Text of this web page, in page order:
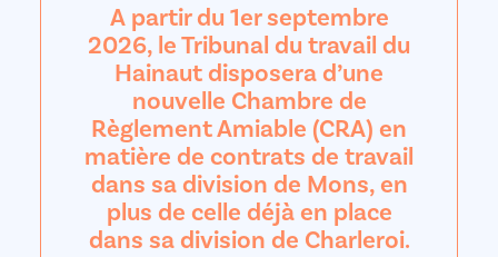
A partir du 1er septembre
2026, le Tribunal du travail du
Hainaut disposera d’une
nouvelle Chambre de
Règlement Amiable (CRA) en
matière de contrats de travail
dans sa division de Mons, en
plus de celle déjà en place
dans sa division de Charleroi.